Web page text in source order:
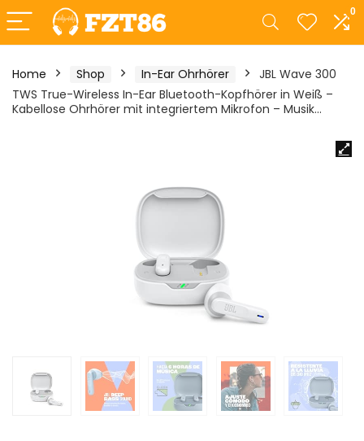
0
Home Shop In-Ear Ohrhörer
JBL Wave 300
TWS True-Wireless In-Ear Bluetooth-Kopfhörer in Weiß –
Kabellose Ohrhörer mit integriertem Mikrofon – Musik…